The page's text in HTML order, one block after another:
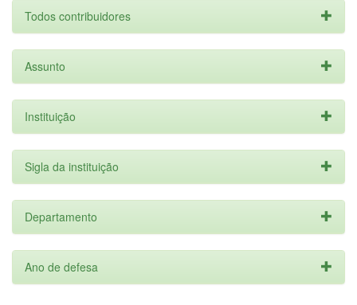
Todos contribuidores
Assunto
Instituição
Sigla da instituição
Departamento
Ano de defesa